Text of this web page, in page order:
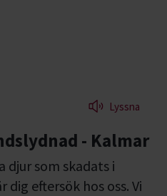
Lyssna
- Kalmar
djur som skadats i
eftersök hos oss. Vi